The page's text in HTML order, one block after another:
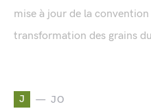
mise à jour de la
transformation des grains
J JO